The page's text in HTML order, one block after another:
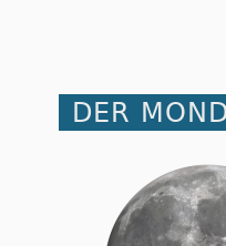
DER